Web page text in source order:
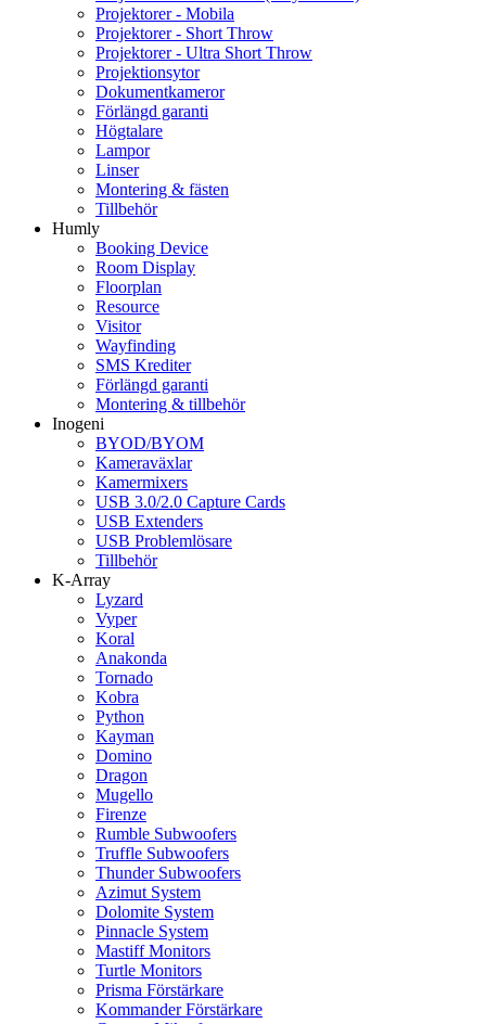
Projektorer - Mobila
Projektorer - Short Throw
Projektorer - Ultra Short Throw
Projektionsytor
Dokumentkameror
Förlängd garanti
Högtalare
Lampor
Linser
Montering & fästen
Tillbehör
Humly
Booking Device
Room Display
Floorplan
Resource
Visitor
Wayfinding
SMS Krediter
Förlängd garanti
Montering & tillbehör
Inogeni
BYOD/BYOM
Kameraväxlar
Kamermixers
USB 3.0/2.0 Capture Cards
USB Extenders
USB Problemlösare
Tillbehör
K-Array
Lyzard
Vyper
Koral
Anakonda
Tornado
Kobra
Python
Kayman
Domino
Dragon
Mugello
Firenze
Rumble Subwoofers
Truffle Subwoofers
Thunder Subwoofers
Azimut System
Dolomite System
Pinnacle System
Mastiff Monitors
Turtle Monitors
Prisma Förstärkare
Kommander Förstärkare